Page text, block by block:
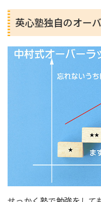
英心塾独自のオー